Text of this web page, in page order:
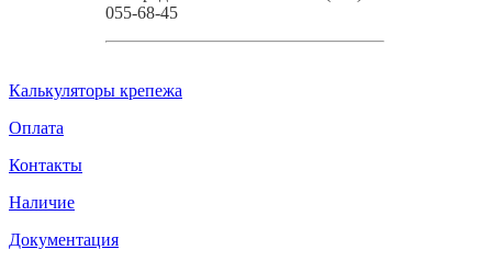
055-68-45
Калькуляторы крепежа
Оплата
Контакты
Наличие
Документация